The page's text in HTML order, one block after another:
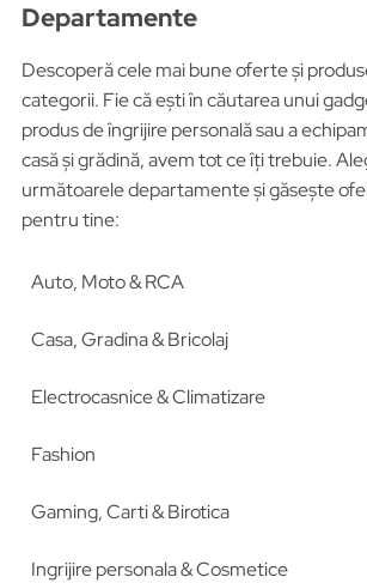
Departamente
Descoperă cele mai bune oferte și
categorii. Fie că ești în căutarea unui
produs de îngrijire personală sau a
casă și grădină, avem tot ce îți trebuie.
următoarele departamente și găsește
pentru tine:
Auto, Moto & RCA
Casa, Gradina & Bricolaj
Electrocasnice & Climatizare
Fashion
Gaming, Carti & Birotica
Ingrijire personala & Cosmetice